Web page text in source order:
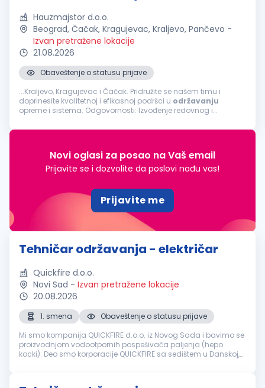
Hauzmajstor d.o.o.
Beograd, Čačak, Kragujevac, Kraljevo, Pančevo -
Izvan pretražene lokacije
21.08.2026
Obaveštenje o statusu prijave
...Kraljevo, Kragujevac i Čačak. Pridružite se našem timu i
doprinesite kvalitetnoj i efikasnoj podršci u održavanju
opreme i sistema. Odgovornosti: Izvođenje redovnog i
kvarova na mašinama i opremi...
Novi oglasi za posao na Vaš email
Prijavite se i dozvolite da poslovi nađu vas!
Prijavite me
Tehničar održavanja - električar
Quickfire d.o.o.
Novi Sad - Izvan pretražene lokacije
20.08.2026
1. smena
Obaveštenje o statusu prijave
Mi smo kompanija QUICKFIRE d.o.o. iz Novog Sada i bavimo se
proizvodnjom vodootpornih pospešivača paljenja (hepo
kocki). Deo smo korporacije QUICKFIRE sa sedištem u Danskoj,